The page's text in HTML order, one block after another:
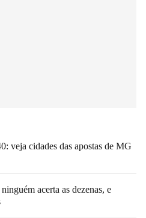
veja cidades das apostas de MG
acerta as dezenas, e